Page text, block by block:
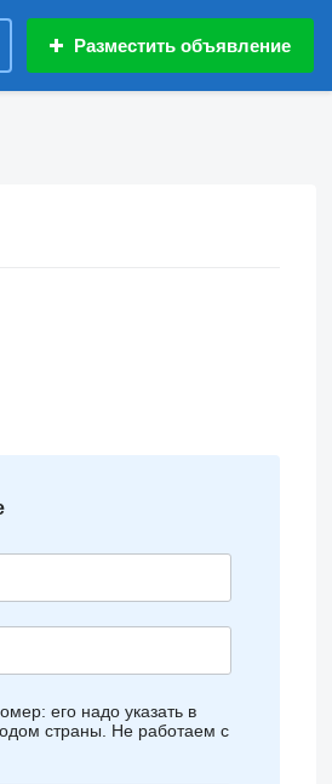
Разместить объявление
его надо указать в
страны.
Не работаем с